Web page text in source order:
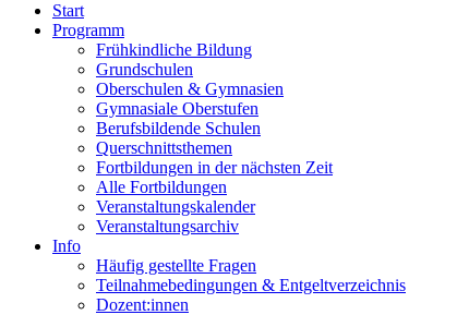
Start
Programm
Frühkindliche Bildung
Grundschulen
Oberschulen & Gymnasien
Gymnasiale Oberstufen
Berufsbildende Schulen
Querschnittsthemen
Fortbildungen in der nächsten Zeit
Alle Fortbildungen
Veranstaltungskalender
Veranstaltungsarchiv
Info
Häufig gestellte Fragen
Teilnahmebedingungen & Entgeltverzeichnis
Dozent:innen